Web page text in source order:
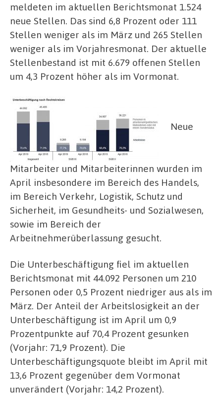
meldeten im aktuellen Berichtsmonat 1.524
neue Stellen. Das sind 6,8 Prozent oder 111
Stellen weniger als im März und 265 Stellen
weniger als im Vorjahresmonat. Der aktuelle
Stellenbestand ist mit 6.679 offenen Stellen
um 4,3 Prozent höher als im Vormonat.
Neue
Mitarbeiter und Mitarbeiterinnen wurden im
April insbesondere im Bereich des Handels,
im Bereich Verkehr, Logistik, Schutz und
Sicherheit, im Gesundheits- und Sozialwesen,
sowie im Bereich der
Arbeitnehmerüberlassung gesucht.
Die Unterbeschäftigung fiel im aktuellen
Berichtsmonat mit 44.092 Personen um 210
Personen oder 0,5 Prozent niedriger aus als im
März. Der Anteil der Arbeitslosigkeit an der
Unterbeschäftigung ist im April um 0,9
Prozentpunkte auf 70,4 Prozent gesunken
(Vorjahr: 71,9 Prozent). Die
Unterbeschäftigungsquote bleibt im April mit
13,6 Prozent gegenüber dem Vormonat
unverändert (Vorjahr: 14,2 Prozent).